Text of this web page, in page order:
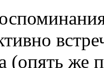
(опять же